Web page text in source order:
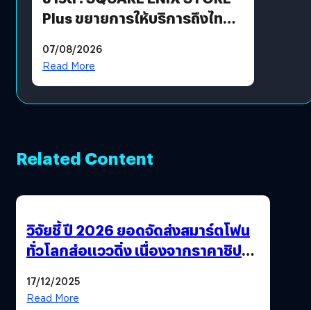
Plus ขยายการให้บริการถึงไทย
โดยตรง
07/08/2026
Read More
Related Content
วิจัยชี้ ปี 2026 ยอดจัดส่งสมาร์ตโฟน
ทั่วโลกส่อแววดิ่ง เนื่องจากราคาชิป
17/12/2025
Read More